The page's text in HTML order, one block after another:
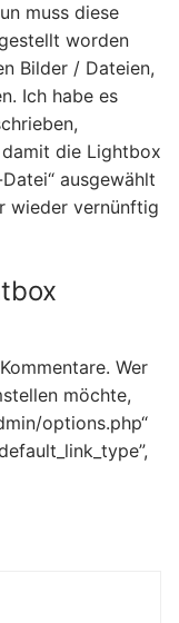
muss diese
worden
Bilder / Dateien,
Ich habe es
die Lightbox
ausgewählt
wieder vernünftig
Wer
möchte,
options.php“